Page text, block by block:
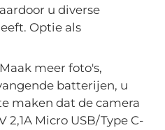
u diverse
Optie als
meer foto's,
batterijen, u
maken dat de camera
2,1A Micro USB/Type C-